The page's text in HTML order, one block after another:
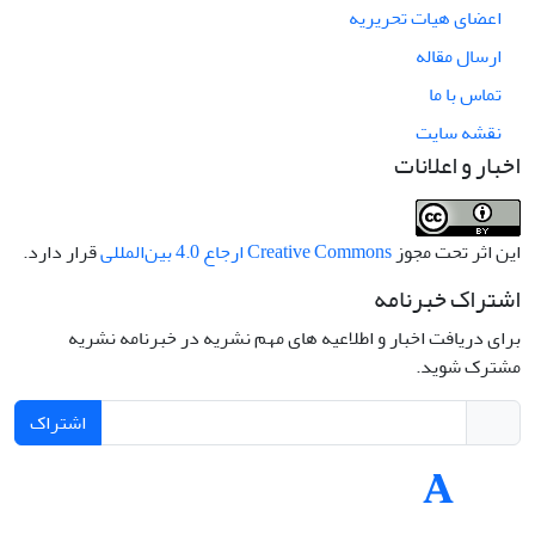
اعضای هیات تحریریه
ارسال مقاله
تماس با ما
نقشه سایت
اخبار و اعلانات
این اثر تحت مجوزCreative Commons ارجاع 4.0 بین‌المللی قرار دارد.
اشتراک خبرنامه
برای دریافت اخبار و اطلاعیه های مهم نشریه در خبرنامه نشریه
مشترک شوید.
اشتراک